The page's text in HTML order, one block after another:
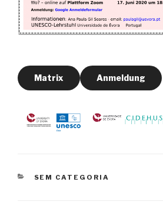
Matrix Anmeldung
CATEGORIAS
SEM CATEGORIA